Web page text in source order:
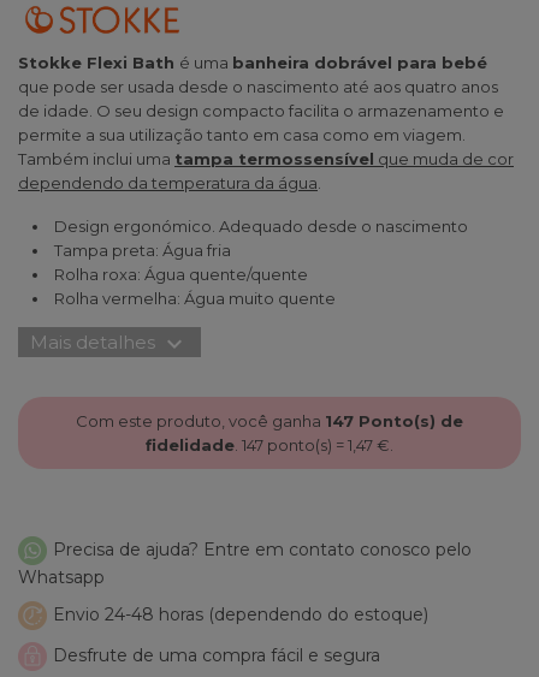
Stokke Flexi Bath é uma banheira dobrável para bebé
que pode ser usada desde o nascimento até aos quatro anos
de idade. O seu design compacto facilita o armazenamento e
permite a sua utilização tanto em casa como em viagem.
Também inclui uma tampa termossensível que muda de cor
dependendo da temperatura da água
Design ergonómico. Adequado desde o nascimento
Tampa preta: Água fria
Rolha roxa: Água quente/quente
Rolha vermelha: Água muito quente
Mais detalhes expand_more
Com este produto, você ganha 147 Ponto(s) de
fidelidade 147 ponto(s) =1,47 €
Precisa de ajuda? Entre em contato conosco pelo
Whatsapp
Envio 24-48 horas (dependendo do estoque)
Desfrute de uma compra fácil e segura